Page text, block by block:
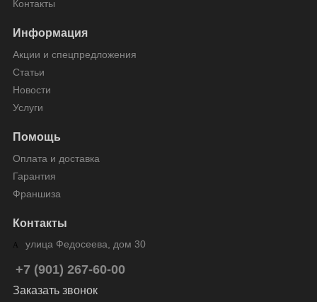
Контакты
Информация
Акции и спецпредложения
Статьи
Новости
Услуги
Помощь
Оплата и доставка
Гарантия
Франшиза
Контакты
улица Федосеева, дом 30
+7 (901) 267-60-00
Заказать звонок